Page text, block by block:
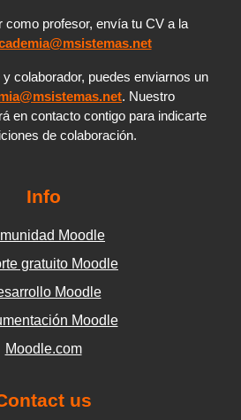
como profesor, envía tu CV a la
colaborador, puedes enviarnos un
. Nuestro
en contacto contigo para indicarte
de colaboración.
Info
Moodle
gratuito Moodle
Moodle
Moodle
Moodle.com
us